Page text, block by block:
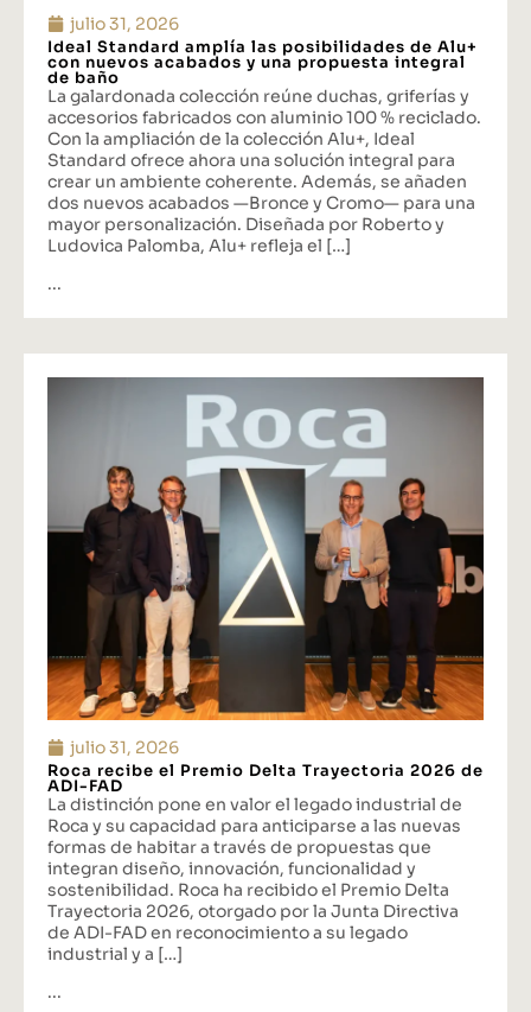
julio 31, 2026
Ideal Standard amplía las posibilidades de Alu+
con nuevos acabados y una propuesta integral
de baño
La galardonada colección reúne duchas, griferías y
accesorios fabricados con aluminio 100 % reciclado.
Con la ampliación de la colección Alu+, Ideal
Standard ofrece ahora una solución integral para
crear un ambiente coherente. Además, se añaden
dos nuevos acabados —Bronce y Cromo— para una
mayor personalización. Diseñada por Roberto y
Ludovica Palomba, Alu+ refleja el […]
...
julio 31, 2026
Roca recibe el Premio Delta Trayectoria 2026 de
ADI-FAD
La distinción pone en valor el legado industrial de
Roca y su capacidad para anticiparse a las nuevas
formas de habitar a través de propuestas que
integran diseño, innovación, funcionalidad y
sostenibilidad. Roca ha recibido el Premio Delta
Trayectoria 2026, otorgado por la Junta Directiva
de ADI-FAD en reconocimiento a su legado
industrial y a […]
...